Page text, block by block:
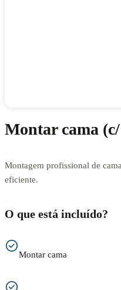
Montar cama
Montagem profissional de
eficiente.
O que está incluído?
Montar cama